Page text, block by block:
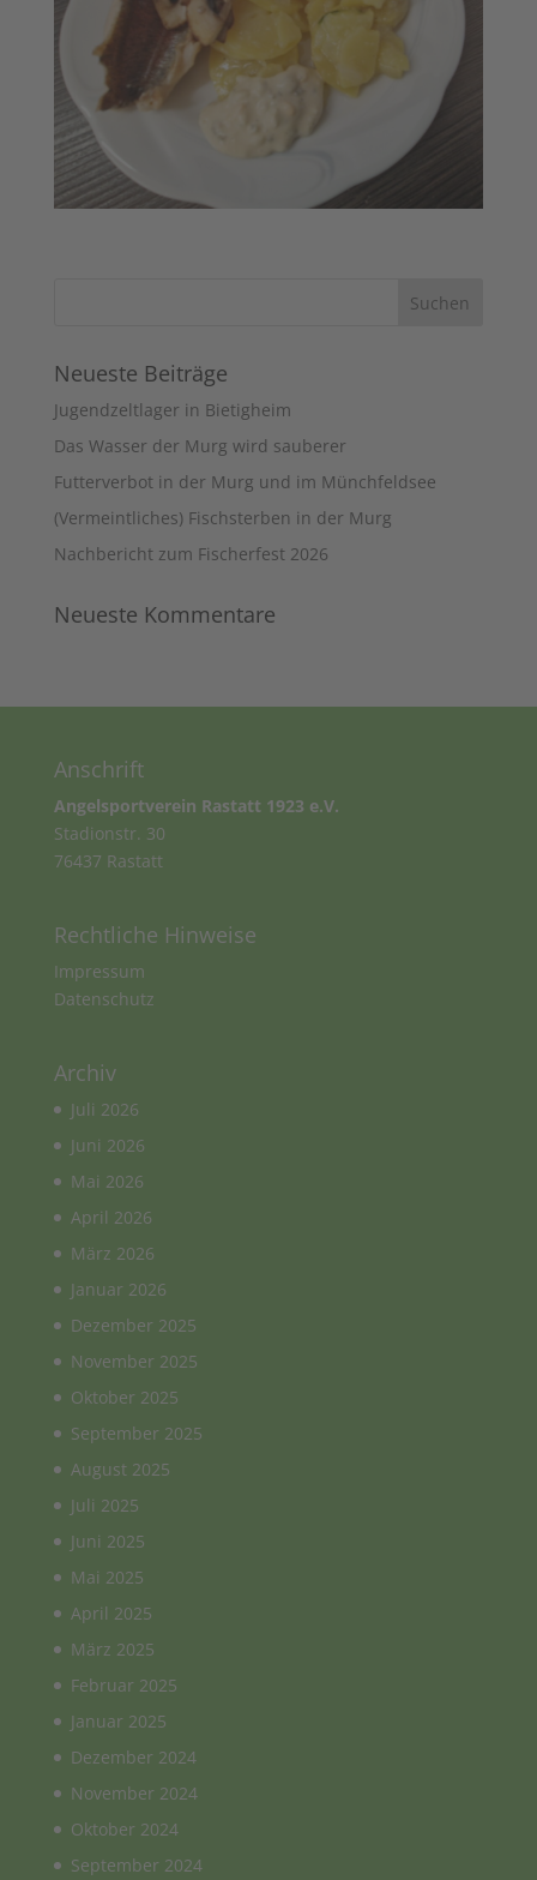
Neueste Beiträge
Jugendzeltlager in Bietigheim
Das Wasser der Murg wird sauberer
Futterverbot in der Murg und im Münchfeldsee
(Vermeintliches) Fischsterben in der Murg
Nachbericht zum Fischerfest 2026
Neueste Kommentare
Anschrift
Angelsportverein Rastatt 1923 e.V.
Stadionstr. 30
76437 Rastatt
Rechtliche Hinweise
Impressum
Datenschutz
Archiv
Juli 2026
Juni 2026
Mai 2026
April 2026
März 2026
Januar 2026
Dezember 2025
November 2025
Oktober 2025
September 2025
August 2025
Juli 2025
Juni 2025
Mai 2025
April 2025
März 2025
Februar 2025
Januar 2025
Dezember 2024
November 2024
Oktober 2024
September 2024